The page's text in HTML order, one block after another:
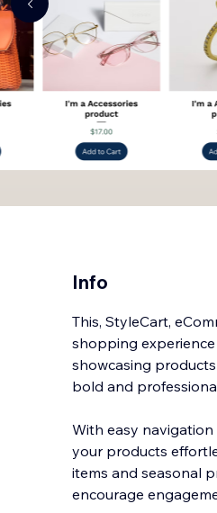
Info
This, StyleCart,
shopping
showcasing
bold and
With easy
your products
items and seasonal
encourage